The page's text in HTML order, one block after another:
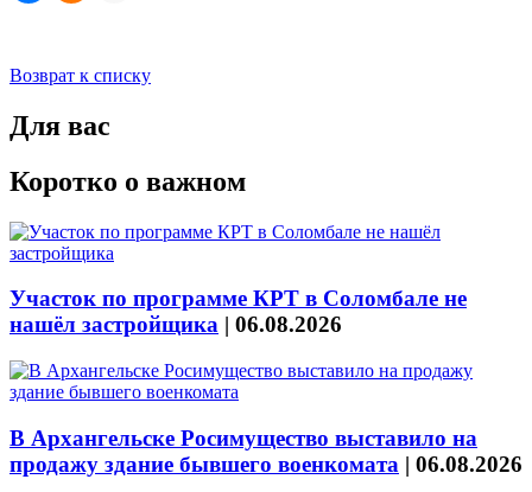
Возврат к списку
Для вас
Коротко о важном
Участок по программе КРТ в Соломбале не
нашёл застройщика | 06.08.2026
В Архангельске Росимущество выставило на
продажу здание бывшего военкомата | 06.08.2026